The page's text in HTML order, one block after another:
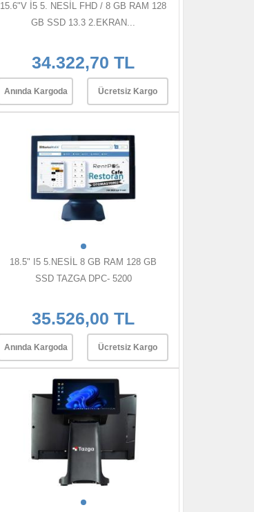
15.6"V İ5 5. NESİL FHD / 8 GB RAM 128
GB SSD 13.3 2.EKRAN...
34.322,70 TL
Anında Kargoda Ücretsiz Kargo
18.5" I5 5.NESİL 8 GB RAM 128 GB
SSD TAZGA DPC- 5200
35.526,00 TL
Anında Kargoda Ücretsiz Kargo